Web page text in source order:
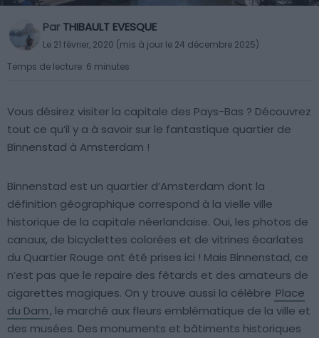
Par THIBAULT EVESQUE
Le 21 février, 2020 (mis à jour le 24 décembre 2025)
Temps de lecture: 6 minutes
Vous désirez visiter la capitale des Pays-Bas ? Découvrez
tout ce qu’il y a à savoir sur le fantastique quartier de
Binnenstad à Amsterdam !
Binnenstad est un quartier d’Amsterdam dont la
définition géographique correspond à la vielle ville
historique de la capitale néerlandaise. Oui, les photos de
canaux, de bicyclettes colorées et de vitrines écarlates
du Quartier Rouge ont été prises ici ! Mais Binnenstad, ce
n’est pas que le repaire des fêtards et des amateurs de
cigarettes magiques. On y trouve aussi la célèbre Place
du Dam, le marché aux fleurs emblématique de la ville et
des musées. Des monuments et bâtiments historiques